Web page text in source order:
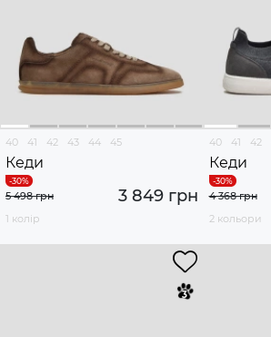
40 41 42 43 44 45
Кеди
3 849 грн
5 498 грн
1 колір
40 41 42
Кеди
4 368 грн
2 кольори